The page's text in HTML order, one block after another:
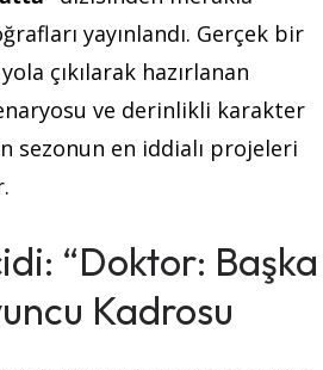
yayınlandı. Gerçek bir
çıkılarak hazırlanan
ve derinlikli karakter
sezonun en iddialı projeleri
“Doktor: Başka
Kadrosu